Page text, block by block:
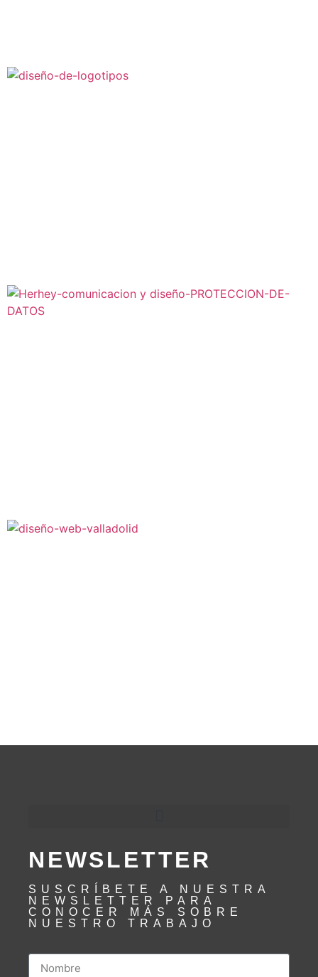
NEWSLETTER
SUSCRÍBETE A NUESTRA
NEWSLETTER PARA
CONOCER MÁS SOBRE
NUESTRO TRABAJO